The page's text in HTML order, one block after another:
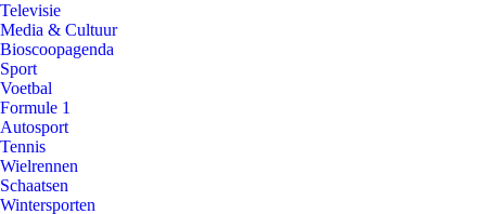
Televisie
Media & Cultuur
Bioscoopagenda
Sport
Voetbal
Formule 1
Autosport
Tennis
Wielrennen
Schaatsen
Wintersporten